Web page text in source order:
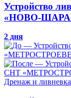
Устройство
«НОВО-
2 дня
Дренаж и ливневка